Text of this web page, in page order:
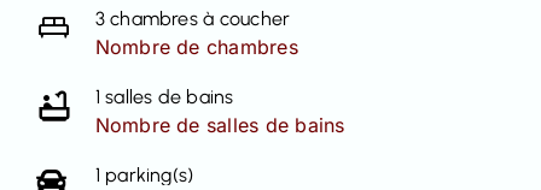
3 chambres à coucher
Nombre de chambres
1 salles de bains
Nombre de salles de bains
1 parking(s)